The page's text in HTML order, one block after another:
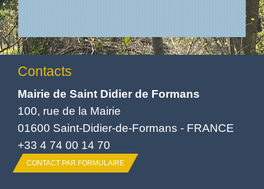
Contacts
Mairie de Saint Didier de Formans
100, rue de la Mairie
01600 Saint-Didier-de-Formans - FRANCE
+33 4 74 00 14 70
CONTACT PAR FORMULAIRE